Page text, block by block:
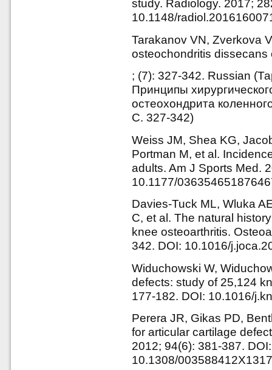
study. Radiology. 2017;
10.1148/
Tarakanov VN, Zverkova
osteochondritis dissecans
; (7): 327-342. Russian
Принципы
остеохондрита
С. 327-342)
Weiss JM, Shea KG,
Portman M, et al.
adults. Am J Sports Med.
10.1177/
Davies-Tuck ML, Wluka
C, et al. The natural
knee osteoarthritis.
342. DOI: 10.1016/
Widuchowski W,
defects: study of 25,124
177-182. DOI: 10.1016/
Perera JR, Gikas PD,
for articular cartilage
2012; 94(6): 381-387. DOI:
10.1308/